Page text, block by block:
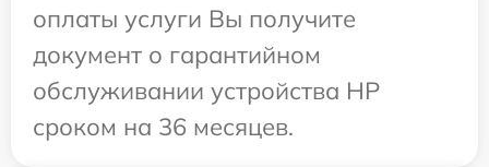
оплаты услуги Вы получите
документ о гарантийном
обслуживании устройства HP
сроком на 36 месяцев.